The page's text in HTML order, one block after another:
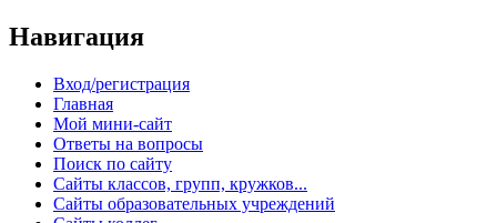
Навигация
Вход/регистрация
Главная
Мой мини-сайт
Ответы на вопросы
Поиск по сайту
Сайты классов, групп, кружков...
Сайты образовательных учреждений